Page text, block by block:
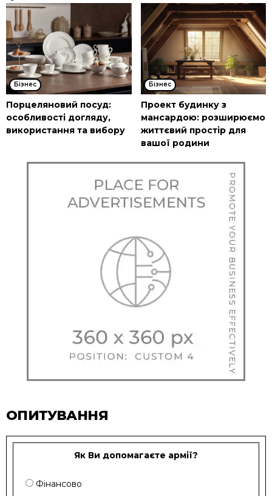
Бізнес
Порцеляновий посуд:
особливості догляду,
використання та вибору
Бізнес
Проект будинку з
мансардою: розширюємо
життєвий простір для
вашої родини
ОПИТУВАННЯ
Як Ви допомагаєте армії?
Фінансово